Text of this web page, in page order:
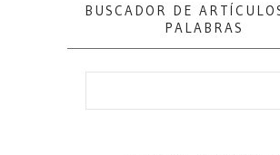
BUSCADOR DE
PALABRAS